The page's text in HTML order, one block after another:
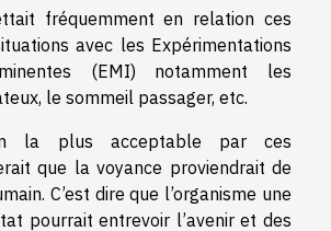
fréquemment en relation ces
avec les Expérimentations
(EMI) notamment les
le sommeil passager, etc.
la plus acceptable par ces
que la voyance proviendrait de
C’est dire que l’organisme une
pourrait entrevoir l’avenir et des